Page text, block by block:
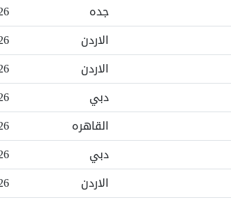
جده
الاردن
الاردن
دبي
القاهره
دبي
الاردن